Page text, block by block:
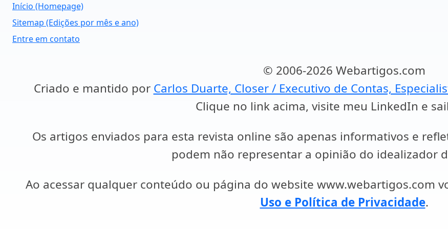
Início (Homepage)
Sitemap (Edições por mês e ano)
Entre em contato
© 2006-2026 Webartigos.com
Criado e mantido por Carlos Duarte, Closer / Executivo de Contas,
Clique no link acima, visite meu LinkedIn e
Os artigos enviados para esta revista online são apenas informativos e
podem não representar a opinião do idealizador
Ao acessar qualquer conteúdo ou página do website www.webartigos.com
Uso e Política de Privacidade.